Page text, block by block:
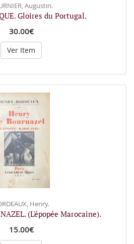
Augustin.
Gloires du Portugal.
30.00€
Ver Item
Henry.
(L'épopée Marocaine).
15.00€